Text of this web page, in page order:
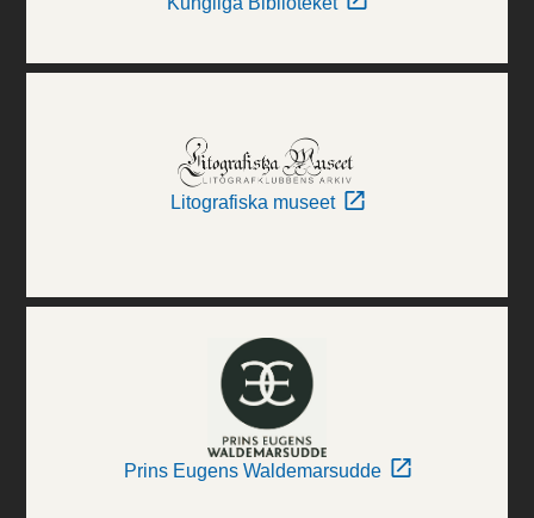
Litografiska museet
Prins Eugens Waldemarsudde